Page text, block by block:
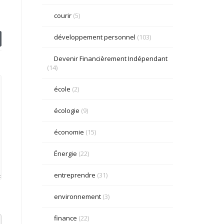
courir(5)
développement personnel (103)
Devenir Financièrement Indépendant
(14)
école (2)
écologie (9)
économie (15)
Énergie (22)
entreprendre (31)
environnement(3)
finance (22)